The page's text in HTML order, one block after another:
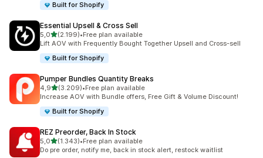
Built for Shopify
Essential Upsell & Cross Sell
5,05 yıldız üzerinden
(2.199)
toplam 2199 değerlendirme
•Free plan available
Lift AOV with Frequently Bought Together Upsell and Cross-sell
Built for Shopify
Pumper Bundles Quantity Breaks
4,95 yıldız üzerinden
(3.209)
toplam 3209 değerlendirme
•Free plan available
Increase AOV with Bundle offers, Free Gift & Volume Discount!
Built for Shopify
REZ Preorder, Back In Stock
5,05 yıldız üzerinden
(1.343)
toplam 1343 değerlendirme
•Free plan available
Do pre order, notify me, back in stock alert, restock waitlist